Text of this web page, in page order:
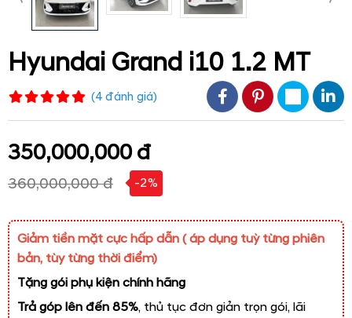
Hyundai Grand i10 1.2 MT
(4 đánh giá)
350,000,000 đ
360,000,000 đ -2%
Giảm tiền mặt cực hấp dẫn ( áp dụng tuỳ từng phiên
bản, tùy từng thời điểm)
Tặng gói phụ kiện chính hãng
Trả góp lên đến 85%, thủ tục đơn giản trọn gói, lãi